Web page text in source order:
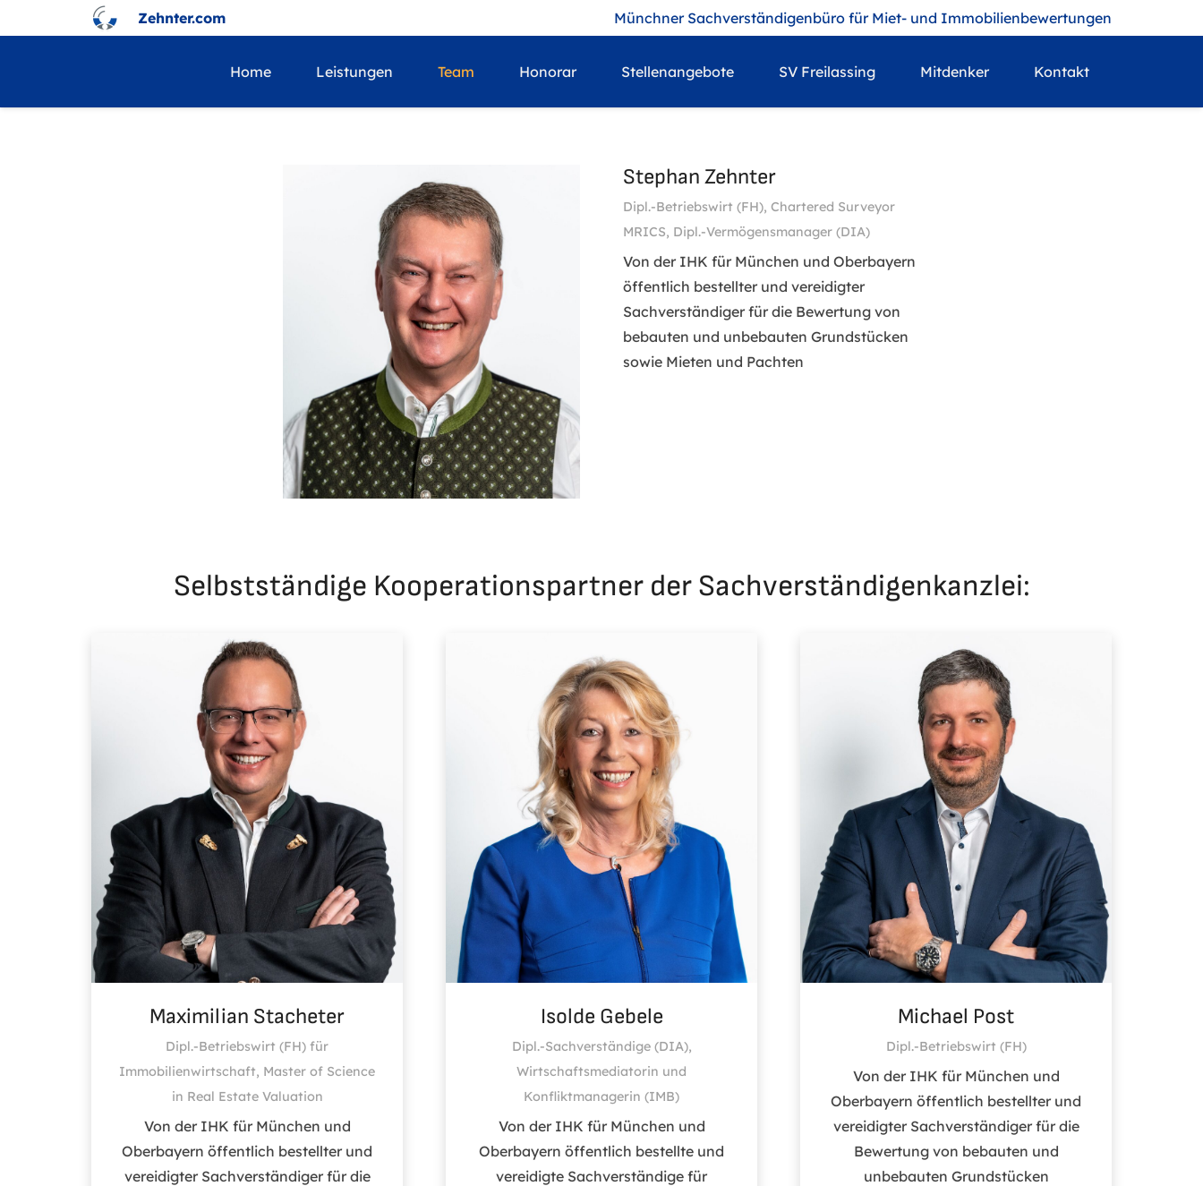
Zehnter.com Münchner Sachverständigenbüro für Miet- und Immobilienbewertungen
Home Leistungen Team Honorar Stellenangebote SV Freilassing Mitdenker Kontakt
Stephan Zehnter
Dipl.-Betriebswirt (FH), Chartered Surveyor
MRICS, Dipl.-Vermögensmanager (DIA)
Von der IHK für München und Oberbayern
öffentlich bestellter und vereidigter
Sachverständiger für die Bewertung von
bebauten und unbebauten Grundstücken
sowie Mieten und Pachten
Selbstständige Kooperationspartner der Sachverständigenkanzlei:
Maximilian Stacheter
Dipl.-Betriebswirt (FH) für
Immobilienwirtschaft, Master of Science
in Real Estate Valuation
Von der IHK für München und
Oberbayern öffentlich bestellter und
vereidigter Sachverständiger für die
Isolde Gebele
Dipl.-Sachverständige (DIA),
Wirtschaftsmediatorin und
Konfliktmanagerin (IMB)
Von der IHK für München und
Oberbayern öffentlich bestellte und
vereidigte Sachverständige für
Michael Post
Dipl.-Betriebswirt (FH)
Von der IHK für München und
Oberbayern öffentlich bestellter und
vereidigter Sachverständiger für die
Bewertung von bebauten und
unbebauten Grundstücken